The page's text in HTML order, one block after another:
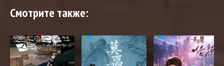
Смотрите также: